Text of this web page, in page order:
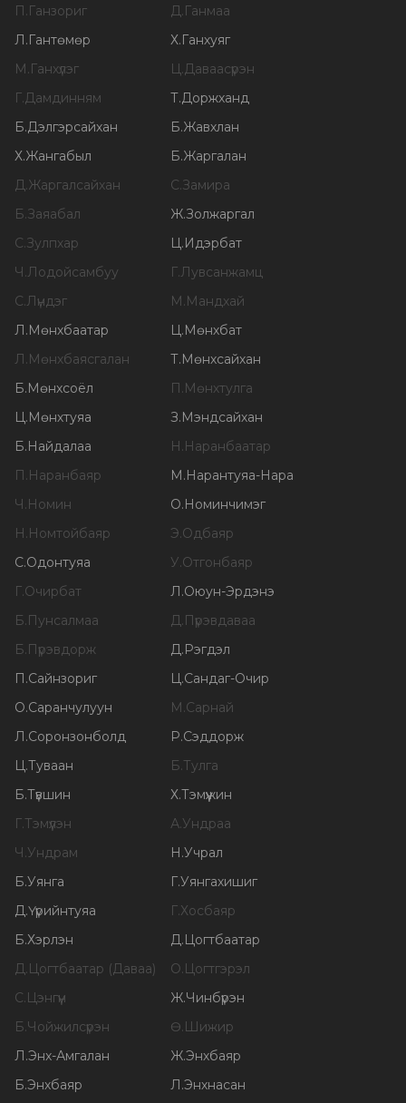
П . Ганзориг Д. Ганмаа
Л . Гантөмөр Х. Ганхуяг
М . Ганхүлэг Ц.Даваасүрэн
Г.Дамдинням Т.Доржханд
Б.Дэлгэрсайхан Б.Жавхлан
Х.Жангабыл Б.Жаргалан
Д.Жаргалсайхан С.Замира
Б.Заяабал Ж.Золжаргал
С.Зулпхар Ц. Идэрбат
Ч .Лодойсамбуу Г.Лувсанжамц
С.Лүндэг М . Мандхай
Л . Мөнхбаатар Ц. Мөнхбат
Л . Мөнхбаясгалан Т. Мөнхсайхан
Б. Мөнхсоёл П . Мөнхтулга
Ц. Мөнхтуяа З. Мэндсайхан
Б. Найдалаа Н . Наранбаатар
П . Наранбаяр М . Нарантуяа-Нара
Ч . Номин О. Номинчимэг
Н . Номтойбаяр Э.Одбаяр
С.Одонтуяа У.Отгонбаяр
Г.Очирбат Л .Оюун-Эрдэнэ
Б. Пунсалмаа Д. Пүрэвдаваа
Б. Пүрэвдорж Д. Рэгдэл
П .Сайнзориг Ц.Сандаг-Очир
О.Саранчулуун М .Сарнай
Л .Соронзонболд Р.Сэддорж
Ц.Туваан Б.Тулга
Б.Түвшин Х.Тэмүүжин
Г.Тэмүүлэн А.Ундраа
Ч .Ундрам Н .Учрал
Б.Уянга Г.Уянгахишиг
Д.Үүрийнтуяа Г.Хосбаяр
Б.Хэрлэн Д. Цогтбаатар
Д. Цогтбаатар (Даваа) О. Цогтгэрэл
С. Цэнгүүн Ж.Чинбүрэн
Б.Чойжилсүрэн Ө. Шижир
Л .Энх-Амгалан Ж.Энхбаяр
Б.Энхбаяр Л .Энхнасан